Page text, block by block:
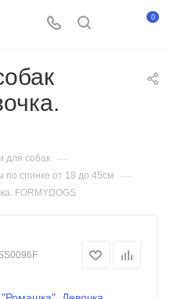
0
для собак —
по спинке от 18 до 45см —
FORMYDOGS